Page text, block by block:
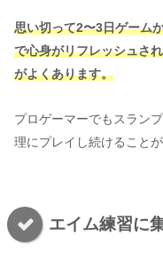
思い切って2〜3日ゲーム
で心身がリフレッシュさ
がよくあります。
プロゲーマーでもスラン
理にプレイし続けること
エイム練習に